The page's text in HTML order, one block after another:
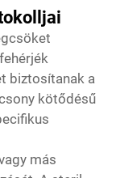
biztosítanak a
kötődésű
más